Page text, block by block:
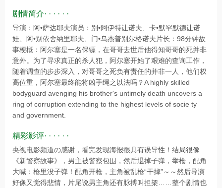
剧情简介· · · · · ·
导演：阿•萨达耶夫演员：别•阿伊特让诺夫、卡•默罕默德让诺
娃、阿•别依舍纳里耶夫、门•乌杰普别尔格诺夫片长：98分钟故
事梗概：阿尔塞是一名保镖，在哥哥去世后他得知哥哥的死并非
意外。为了寻求真正的杀人犯，阿尔塞开始了艰难的查询工作，
随着调查的步步深入，对哥哥之死负有责任的并非一人，他们权
高位重，阿尔塞最终能将凶手绳之以法吗？A highly skilled
bodyguard avenging his brother's untimely death uncovers a
ring of corruption extending to the highest levels of socie ty
and government.
精彩影评· · · · · ·
央视电影频道の感谢，看完发现海报很具有误导性！结局很像
《新警察故事》，男主被警察包围，然后退掉子弹，举枪，配角
大喊：枪里没子弹！配角开枪，主角被乱枪“干掉”～～然后导演
好像又觉得悲情，片尾说男主角还有脉搏叫担架……整个剧情也